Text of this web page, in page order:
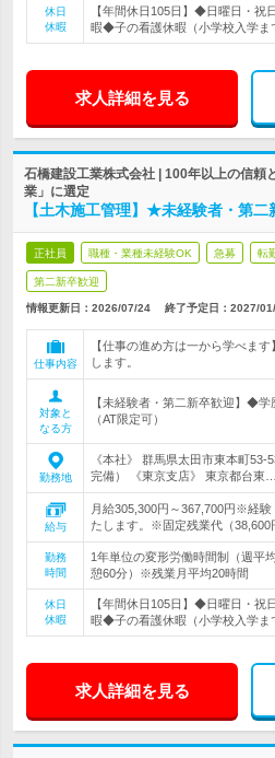
休日
休暇
【年間休日105日】◆日曜日・
暇◆子の看護休暇（小学校入学
求人詳細を見る
石橋建設工業株式会社 | 100年以上の信頼
業」に選定
【土木施工管理】★未経験者・第
正社員 職種・業種未経験OK 急募 転
第二新卒歓迎
情報更新日：2026/07/24 終了予定日： 2027/
仕事内容
【仕事の進め方は一から学べま
します。
対象と
なる方
【未経験者・第二新卒歓迎】◆
（AT限定可）
勤務地
《本社》 群馬県太田市東本町
完備） 《東京支店》 東京都台東…
給与
月給305,300円～367,700円※経
たします。※固定残業代（38,600
勤務
時間
1年単位の変形労働時間制（週平
憩60分）※残業月平均20時間
休日
休暇
【年間休日105日】◆日曜日・
暇◆子の看護休暇（小学校入学
求人詳細を見る